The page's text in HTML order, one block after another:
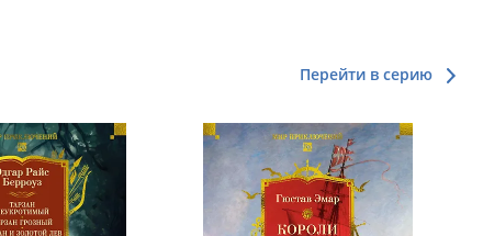
Перейти в серию